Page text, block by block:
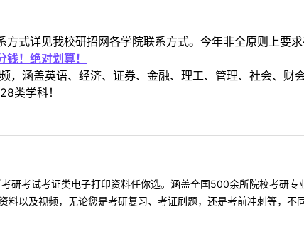
式详见我校研招网各学院联系方式。今年非全原则上要求
！绝对划算！
涵盖英语、经济、证券、金融、理工、管理、社会、财
类学科！
研考试考证类电子打印资料任你选。涵盖全国500余所院校考研
料以及视频，无论您是考研复习、考证刷题，还是考前冲刺等，不